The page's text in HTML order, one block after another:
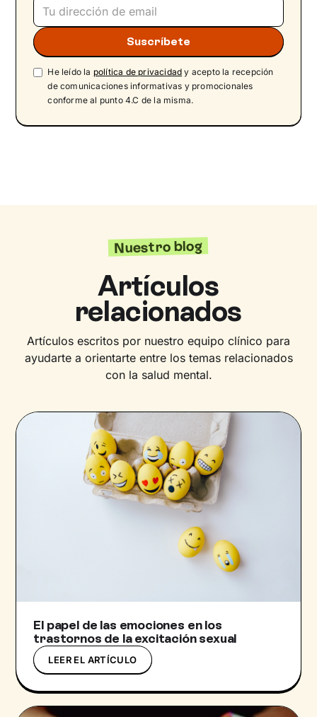
He leído la política de privacidad y acepto la recepción
de comunicaciones informativas y promocionales
conforme al punto 4.C de la misma.
Nuestro blog
Artículos
relacionados
Artículos escritos por nuestro equipo clínico para
ayudarte a orientarte entre los temas relacionados
con la salud mental.
El papel de las emociones en los
trastornos de la excitación sexual
LEER EL ARTÍCULO